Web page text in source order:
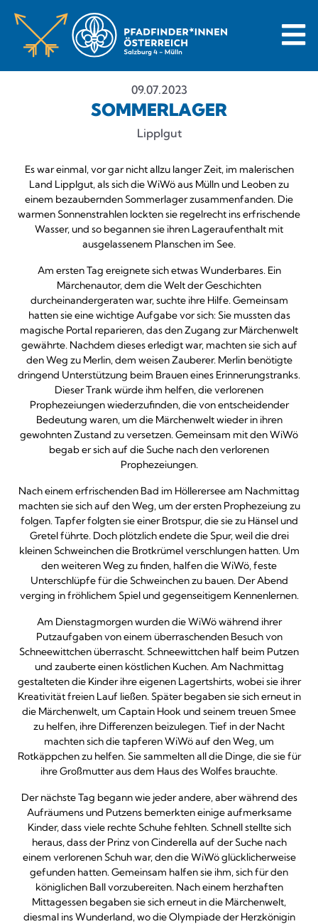
09.07.2023
SOMMERLAGER
Lipplgut
Es war einmal, vor gar nicht allzu langer Zeit, im malerischen
Land Lipplgut, als sich die WiWö aus Mülln und Leoben zu
einem bezaubernden Sommerlager zusammenfanden. Die
warmen Sonnenstrahlen lockten sie regelrecht ins erfrischende
Wasser, und so begannen sie ihren Lageraufenthalt mit
ausgelassenem Planschen im See.
Am ersten Tag ereignete sich etwas Wunderbares. Ein
Märchenautor, dem die Welt der Geschichten
durcheinandergeraten war, suchte ihre Hilfe. Gemeinsam
hatten sie eine wichtige Aufgabe vor sich: Sie mussten das
magische Portal reparieren, das den Zugang zur Märchenwelt
gewährte. Nachdem dieses erledigt war, machten sie sich auf
den Weg zu Merlin, dem weisen Zauberer. Merlin benötigte
dringend Unterstützung beim Brauen eines Erinnerungstranks.
Dieser Trank würde ihm helfen, die verlorenen
Prophezeiungen wiederzufinden, die von entscheidender
Bedeutung waren, um die Märchenwelt wieder in ihren
gewohnten Zustand zu versetzen. Gemeinsam mit den WiWö
begab er sich auf die Suche nach den verlorenen
Prophezeiungen.
Nach einem erfrischenden Bad im Höllerersee am Nachmittag
machten sie sich auf den Weg, um der ersten Prophezeiung zu
folgen. Tapfer folgten sie einer Brotspur, die sie zu Hänsel und
Gretel führte. Doch plötzlich endete die Spur, weil die drei
kleinen Schweinchen die Brotkrümel verschlungen hatten. Um
den weiteren Weg zu finden, halfen die WiWö, feste
Unterschlüpfe für die Schweinchen zu bauen. Der Abend
verging in fröhlichem Spiel und gegenseitigem Kennenlernen.
Am Dienstagmorgen wurden die WiWö während ihrer
Putzaufgaben von einem überraschenden Besuch von
Schneewittchen überrascht. Schneewittchen half beim Putzen
und zauberte einen köstlichen Kuchen. Am Nachmittag
gestalteten die Kinder ihre eigenen Lagertshirts, wobei sie ihrer
Kreativität freien Lauf ließen. Später begaben sie sich erneut in
die Märchenwelt, um Captain Hook und seinem treuen Smee
zu helfen, ihre Differenzen beizulegen. Tief in der Nacht
machten sich die tapferen WiWö auf den Weg, um
Rotkäppchen zu helfen. Sie sammelten all die Dinge, die sie für
ihre Großmutter aus dem Haus des Wolfes brauchte.
Der nächste Tag begann wie jeder andere, aber während des
Aufräumens und Putzens bemerkten einige aufmerksame
Kinder, dass viele rechte Schuhe fehlten. Schnell stellte sich
heraus, dass der Prinz von Cinderella auf der Suche nach
einem verlorenen Schuh war, den die WiWö glücklicherweise
gefunden hatten. Gemeinsam halfen sie ihm, sich für den
königlichen Ball vorzubereiten. Nach einem herzhaften
Mittagessen begaben sie sich erneut in die Märchenwelt,
diesmal ins Wunderland, wo die Olympiade der Herzkönigin